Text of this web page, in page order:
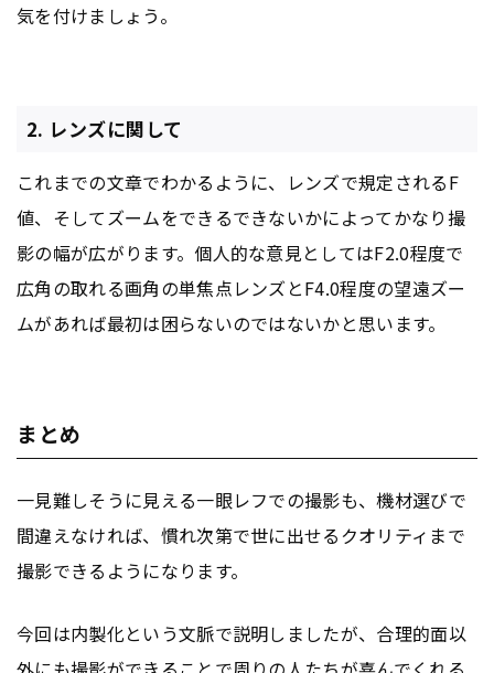
気を付けましょう。
2. レンズに関して
これまでの文章でわかるように、レンズで規定されるF
値、そしてズームをできるできないかによってかなり撮
影の幅が広がります。個人的な意見としてはF2.0程度で
広角の取れる画角の単焦点レンズとF4.0程度の望遠ズー
ムがあれば最初は困らないのではないかと思います。
まとめ
一見難しそうに見える一眼レフでの撮影も、機材選びで
間違えなければ、慣れ次第で世に出せるクオリティまで
撮影できるようになります。
今回は内製化という文脈で説明しましたが、合理的面以